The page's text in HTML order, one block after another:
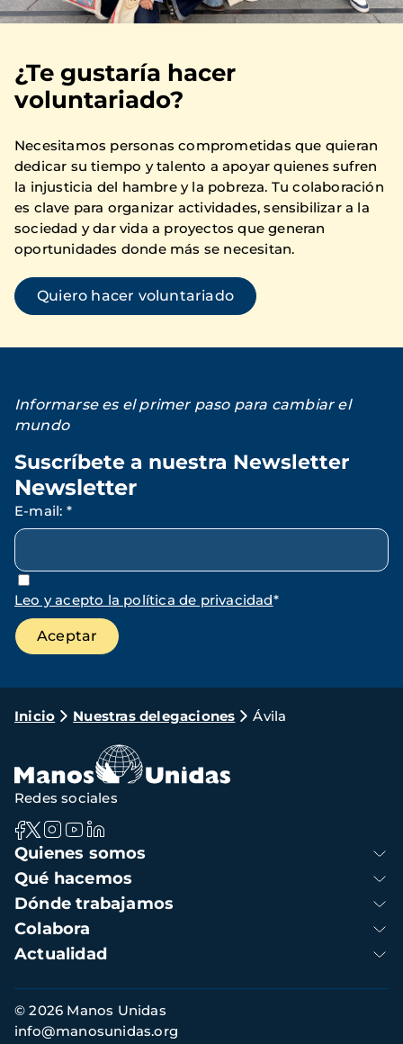
¿Te gustaría hacer
voluntariado?
Necesitamos personas comprometidas que quieran
dedicar su tiempo y talento a apoyar quienes sufren
la injusticia del hambre y la pobreza. Tu colaboración
es clave para organizar actividades, sensibilizar a la
sociedad y dar vida a proyectos que generan
oportunidades donde más se necesitan.
Quiero hacer voluntariado
Informarse es el primer paso para cambiar el
mundo
Suscríbete a nuestra Newsletter
Newsletter
E-mail: *
Leo y acepto la política de privacidad*
Ruta
navegación
Inicio Nuestras delegaciones Ávila
Navegación
principal
Quienes somos
Qué hacemos
Dónde trabajamos
Colabora
Actualidad
Redes sociales
Información
de
© 2026 Manos Unidas
info@manosunidas.org